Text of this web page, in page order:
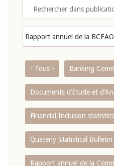
- Tous - Banking
Documents d’Etude et
Financial Inclusion
Quaterly Statistical Bulletin
Rapport annuel de la